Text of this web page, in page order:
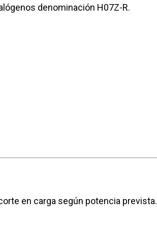
denominación H07Z-R.
en carga según potencia prevista.